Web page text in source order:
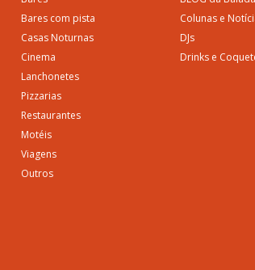
Bares com pista
Casas Noturnas
Cinema
Lanchonetes
Pizzarias
Restaurantes
Motéis
Viagens
Outros
Colunas e
DJs
Drinks e